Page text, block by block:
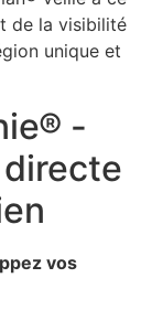
de la visibilité
unique et
-
vos